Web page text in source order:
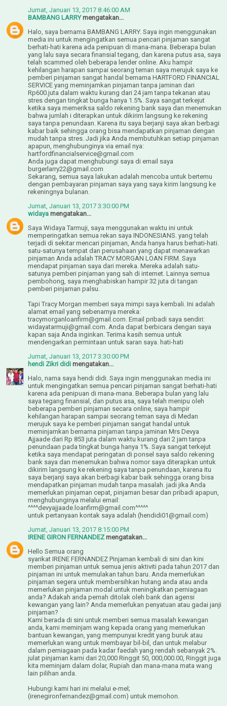
Jumat, Januari 13, 2017 8:46:00 AM
BAMBANG LARRYmengatakan...
Halo, saya bernama BAMBANG LARRY. Saya ingin menggunakan
media ini untuk mengingatkan semua pencari pinjaman sangat
berhati-hati karena ada penipuan di mana-mana. Beberapa bulan
yang lalu saya secara finansial tegang, dan karena putus asa, saya
telah scammed oleh beberapa lender online. Aku hampir
kehilangan harapan sampai seorang teman saya merujuk saya ke
pemberi pinjaman sangat handal bernama HARTFORD FINANCIAL
SERVICE yang meminjamkan pinjaman tanpa jaminan dari
Rp600.juta dalam waktu kurang dari 24 jam tanpa tekanan atau
stres dengan tingkat bunga hanya 1.5%. Saya sangat terkejut
ketika saya memeriksa saldo rekening bank saya dan menemukan
bahwa jumlah i diterapkan untuk dikirim langsung ke rekening
saya tanpa penundaan. Karena itu saya berjanji saya akan berbagi
kabar baik sehingga orang bisa mendapatkan pinjaman dengan
mudah tanpa stres. Jadi jika Anda membutuhkan setiap pinjaman
apapun, menghubunginya via email nya:
hartfordfinancialservice@gmail.com
Anda juga dapat menghubungi saya di email saya
burgerlarry22@gmail.com
Sekarang, semua saya lakukan adalah mencoba untuk bertemu
dengan pembayaran pinjaman saya yang saya kirim langsung ke
rekeningnya bulanan.
Jumat, Januari 13, 2017 3:30:00 PM
widaya mengatakan...
Saya Widaya Tarmuji, saya menggunakan waktu ini untuk
memperingatkan semua rekan saya INDONESIANS. yang telah
terjadi di sekitar mencari pinjaman, Anda hanya harus berhati-hati.
satu-satunya tempat dan perusahaan yang dapat menawarkan
pinjaman Anda adalah TRACY MORGAN LOAN FIRM. Saya
mendapat pinjaman saya dari mereka. Mereka adalah satu-
satunya pemberi pinjaman yang sah di internet. Lainnya semua
pembohong, saya menghabiskan hampir 32 juta di tangan
pemberi pinjaman palsu.
Tapi Tracy Morgan memberi saya mimpi saya kembali. Ini adalah
alamat email yang sebenarnya mereka:
tracymorganloanfirm@gmail.com. Email pribadi saya sendiri:
widayatarmuji@gmail.com. Anda dapat berbicara dengan saya
kapan saja Anda inginkan. Terima kasih semua untuk
mendengarkan permintaan untuk saran saya. hati-hati
Jumat, Januari 13, 2017 3:30:00 PM
hendi Zikri didi mengatakan...
Halo, nama saya hendi didi. Saya ingin menggunakan media ini
untuk mengingatkan semua pencari pinjaman sangat berhati-hati
karena ada penipuan di mana-mana. Beberapa bulan yang lalu
saya tegang finansial, dan putus asa, saya telah menipu oleh
beberapa pemberi pinjaman secara online, saya hampir
kehilangan harapan sampai seorang teman saya di Medan
merujuk saya ke pemberi pinjaman sangat handal untuk
meminjamkan bernama pinjaman tanpa jaminan Mrs Devya
Ajjaade dari Rp 853 juta dalam waktu kurang dari 2 jam tanpa
penundaan pada tingkat bunga hanya 1%. Saya sangat terkejut
ketika saya mendapat peringatan di ponsel saya saldo rekening
bank saya dan menemukan bahwa nomor saya diterapkan untuk
dikirim langsung ke rekening saya tanpa penundaan, karena itu
saya berjanji saya akan berbagi kabar baik sehingga orang bisa
mendapatkan pinjaman mudah tanpa masalah. jadi jika Anda
memerlukan pinjaman cepat, pinjaman besar dan pribadi apapun,
menghubunginya melalui email:
^^^^devyajjaade.loanfirm@gmail.com^^^^^
untuk pertanyaan kontak saya adalah (hendidi01@gmail.com)
Jumat, Januari 13, 2017 8:15:00 PM
IRENE GIRON FERNANDEZmengatakan...
Hello Semua orang
syarikat IRENE FERNANDEZ Pinjaman kembali di sini dan kini
memberi pinjaman untuk semua jenis aktiviti pada tahun 2017 dan
pinjaman ini untuk memulakan tahun baru. Anda memerlukan
pinjaman segera untuk membersihkan hutang anda atau anda
memerlukan pinjaman modal untuk meningkatkan perniagaan
anda? Adakah anda pernah ditolak oleh bank dan agensi
kewangan yang lain? Anda memerlukan penyatuan atau gadai janji
pinjaman?
Kami berada di sini untuk memberi semua masalah kewangan
anda, kami meminjam wang kepada orang yang memerlukan
bantuan kewangan, yang mempunyai kredit yang buruk atau
memerlukan wang untuk membayar bil-bil, dan untuk melabur
dalam perniagaan pada kadar faedah yang rendah sebanyak 2%.
julat pinjaman kami dari 20,000 Ringgit 50, 000,000.00, Ringgit juga
kita meminjam dalam dolar, Rupiah dan mana-mana mata wang
lain pilihan anda.
Hubungi kami hari ini melalui e-mel;
(irenegironfernandez@gmail.com) untuk memohon.